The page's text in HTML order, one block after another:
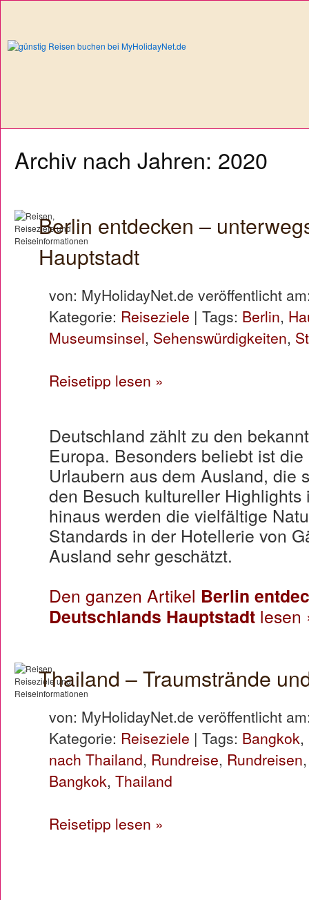
Archiv nach Jahren: 2020
Berlin entdecken –
Hauptstadt
von: MyHolidayNet.de veröffentlicht
Kategorie: Reiseziele | Tags: Berlin,
Museumsinsel, Sehenswürdigkeiten,
Reisetipp lesen »
Deutschland zählt zu den
Europa. Besonders beliebt ist
Urlaubern aus dem Ausland, die
den Besuch kultureller
hinaus werden die vielfältige
Standards in der Hotellerie von
Ausland sehr geschätzt.
Den ganzen Artikel Berlin
Deutschlands Hauptstadt lesen
Thailand – Traumstrände
von: MyHolidayNet.de veröffentlicht
Kategorie: Reiseziele | Tags: Bangkok,
nach Thailand, Rundreise, Rundreisen
Bangkok, Thailand
Reisetipp lesen »